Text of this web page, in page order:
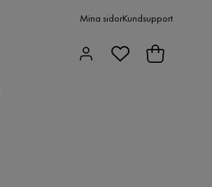
Mina sidorKundsupport